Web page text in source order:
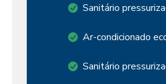
Sanitário
Ar-condicionado
Sanitário